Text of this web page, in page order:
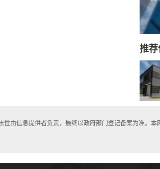
推
由信息提供者负责，最终以政府部门登记备案为准。